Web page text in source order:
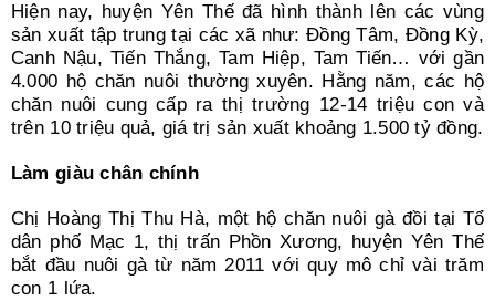
Hiện nay, huyện Yên Thế đã hình thành lên các vùng
sản xuất tập trung tại các xã như: Đồng Tâm, Đồng Kỳ,
Canh Nậu, Tiến Thắng, Tam Hiệp, Tam Tiến… với gần
4.000 hộ chăn nuôi thường xuyên. Hằng năm, các hộ
chăn nuôi cung cấp ra thị trường 12-14 triệu con và
trên 10 triệu quả, giá trị sản xuất khoảng 1.500 tỷ đồng.
Làm giàu chân chính
Chị Hoàng Thị Thu Hà, một hộ chăn nuôi gà đồi tại Tổ
dân phố Mạc 1, thị trấn Phồn Xương, huyện Yên Thế
bắt đầu nuôi gà từ năm 2011 với quy mô chỉ vài trăm
con 1 lứa.